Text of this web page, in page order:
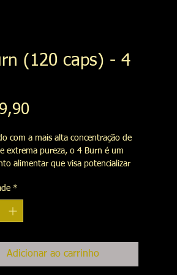
(120 caps) - 4
Preço
com a mais alta concentração de
extrema pureza, o 4 Burn é um
alimentar que visa potencializar
elevando a queima de
corporal) e tornando seus
mais efetivos, além de
*
Adicionar ao carrinho